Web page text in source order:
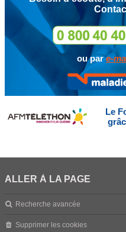
ou pare-
Le
ALLER À LA PAGE
Recherche avancée
Supprimer les cookies